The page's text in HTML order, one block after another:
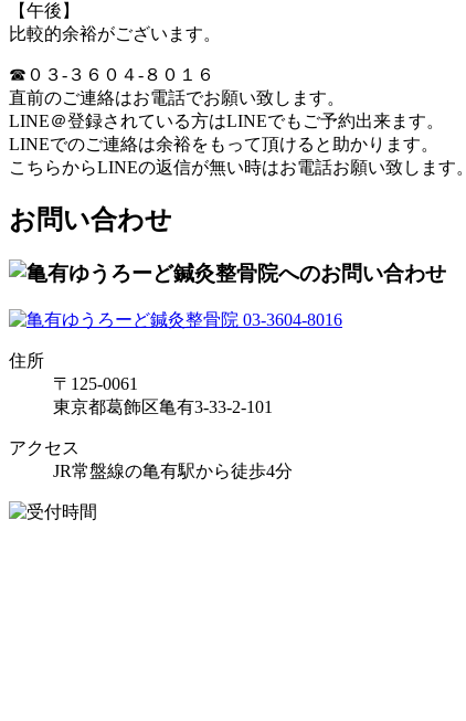
【午後】
比較的余裕がございます。
☎０３-３６０４-８０１６
直前のご連絡はお電話でお願い致します。
LINE＠登録されている方はLINEでもご予約出来ます。
LINEでのご連絡は余裕をもって頂けると助かります。
こちらからLINEの返信が無い時はお電話お願い致します。
お問い合わせ
住所
〒125-0061
東京都葛飾区亀有3-33-2-101
アクセス
JR常盤線の亀有駅から徒歩4分